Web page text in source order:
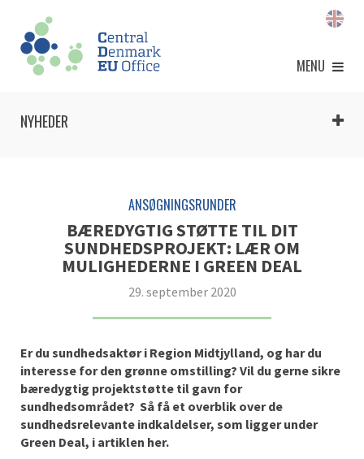
MENU
NYHEDER
ANSØGNINGSRUNDER
BÆREDYGTIG STØTTE TIL DIT
SUNDHEDSPROJEKT: LÆR OM
MULIGHEDERNE I GREEN DEAL
29. september 2020
Er du sundhedsaktør i Region Midtjylland, og har du
interesse for den grønne omstilling? Vil du gerne sikre
bæredygtig projektstøtte til gavn for
sundhedsområdet? Så få et overblik over de
sundhedsrelevante indkaldelser, som ligger under
Green Deal, i artiklen her.